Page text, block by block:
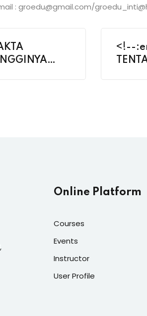
: groedu@gmail.com/
<!--
Online Platform
Courses
Events
Instructor
User Profile